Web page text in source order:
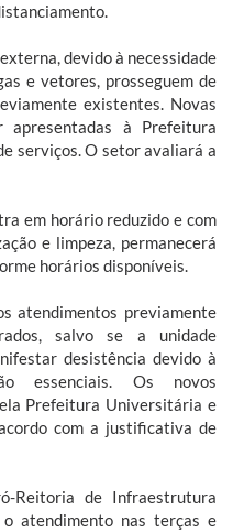
devido à necessidade
e vetores, prosseguem de
existentes. Novas
apresentadas à Prefeitura
serviços. O setor avaliará a
em horário reduzido e com
e limpeza, permanecerá
horários disponíveis.
atendimentos previamente
salvo se a unidade
desistência devido à
essenciais. Os novos
Prefeitura Universitária e
com a justificativa de
Reitoria de Infraestrutura
atendimento nas terças e